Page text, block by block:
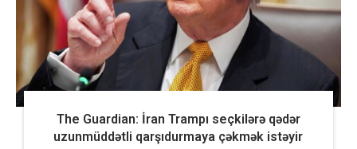
The Guardian: İran Trampı seçkilərə qədər
uzunmüddətli qarşıdurmaya çəkmək istəyir